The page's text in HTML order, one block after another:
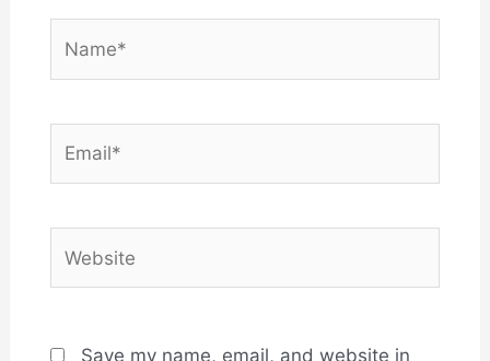
Save my name, email, and website in